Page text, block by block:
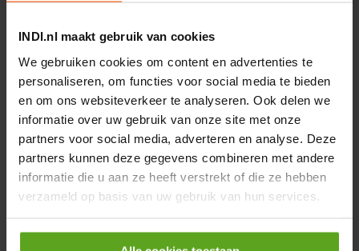
INDI.nl maakt gebruik van cookies
We gebruiken cookies om content en advertenties te
personaliseren, om functies voor social media te bieden
en om ons websiteverkeer te analyseren. Ook delen we
informatie over uw gebruik van onze site met onze
partners voor social media, adverteren en analyse. Deze
partners kunnen deze gegevens combineren met andere
informatie die u aan ze heeft verstrekt of die ze hebben
verzameld op basis van uw gebruik van hun services.
incl. BTW
− +
Onlangs bekeken:
Vergelijken
Vlakstekker male rood 0.5-
1mm² 2.8x0.8mm 100stuks
Artikelnummer:LA9250CKR